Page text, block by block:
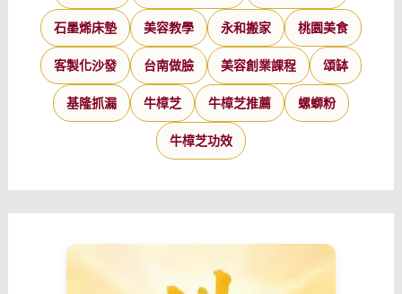
石墨烯床墊 美容教學 永和搬家 桃園美食
客製化沙發 台南做臉 美容創業課程 頌缽
基隆抓漏 牛樟芝 牛樟芝推薦 螺螄粉
牛樟芝功效